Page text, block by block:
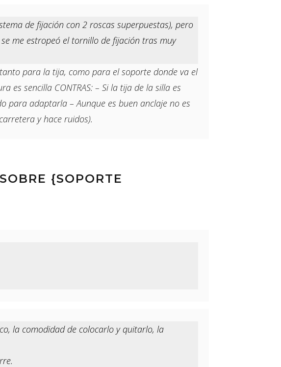
de fijación con 2 roscas superpuestas), pero
me estropeó el tornillo de fijación tras muy
para la tija, como para el soporte donde va el
es sencilla CONTRAS: – Si la tija de la silla es
para adaptarla – Aunque es buen anclaje no es
y hace ruidos).
{SOPORTE
la comodidad de colocarlo y quitarlo, la